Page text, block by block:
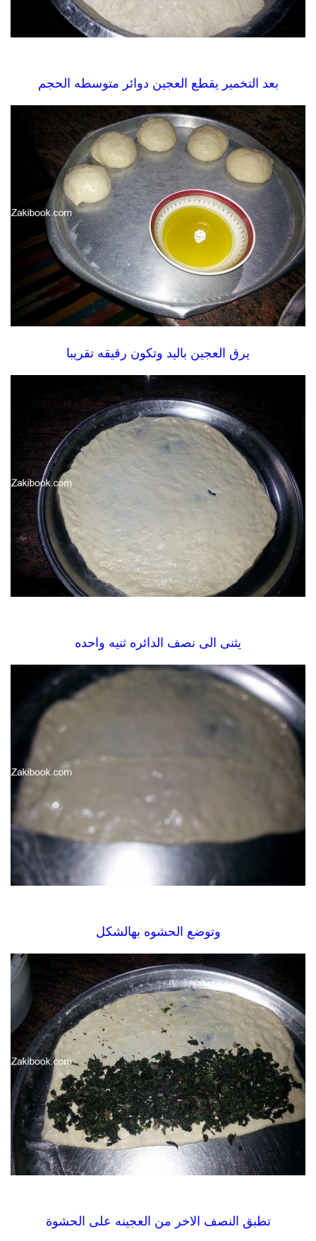
بعد التخمير يقطع العجين دوائر متوسطه الحجم
يرق العجين باليد وتكون رقيقه تقريبا
يثنى الى نصف الدائره ثنيه واحده
وتوضع الحشوه بهالشكل
تطبق النصف اﻻخر من العجينه على الحشوة